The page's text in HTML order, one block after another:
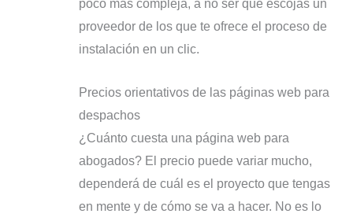
poco más compleja, a no ser que escojas un
proveedor de los que te ofrece el proceso de
instalación en un clic.
Precios orientativos de las páginas web para
despachos
¿Cuánto cuesta una página web para
abogados? El precio puede variar mucho,
dependerá de cuál es el proyecto que tengas
en mente y de cómo se va a hacer. No es lo